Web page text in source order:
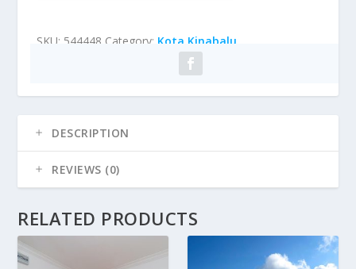
SKU: 544448 Category: Kota Kinabalu
DESCRIPTION
REVIEWS (0)
RELATED PRODUCTS